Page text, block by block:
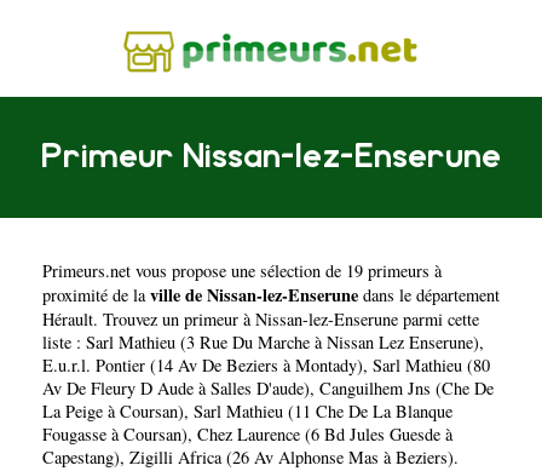
Primeur Nissan-lez-Enserune
Primeurs.net vous propose une sélection de 19 primeurs à
proximité de laville de Nissan-lez-Enserune dans le département
Hérault. Trouvez un primeur à Nissan-lez-Enserune parmi cette
liste : Sarl Mathieu (3 Rue Du Marche à Nissan Lez Enserune),
E.u.r.l. Pontier (14 Av De Beziers à Montady), Sarl Mathieu (80
Av De Fleury D Aude à Salles D'aude), Canguilhem Jns (Che De
La Peige à Coursan), Sarl Mathieu (11 Che De La Blanque
Fougasse à Coursan), Chez Laurence (6 Bd Jules Guesde à
Capestang), Zigilli Africa (26 Av Alphonse Mas à Beziers).